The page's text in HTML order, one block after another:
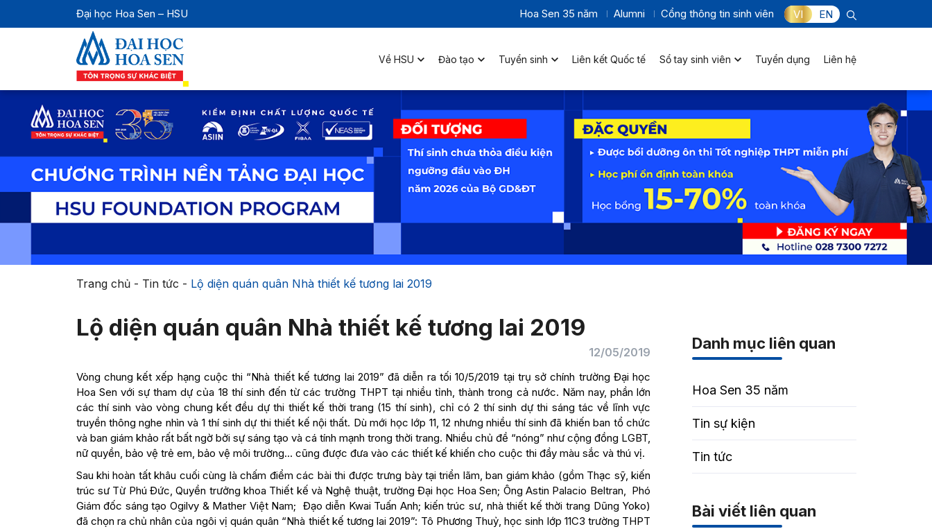
Đại học Hoa Sen – HSU Hoa Sen 35 năm Alumni Cổng thông tin sinh viên VI EN
Về HSU Đào tạo Tuyển sinh Liên kết Quốc tế Sổ tay sinh viên Tuyển dụng Liên hệ
Trang chủ- Tin tức - Lộ diện quán quân Nhà thiết kế tương lai 2019
Lộ diện quán quân Nhà thiết kế tương lai 2019
12/05/2019
Vòng chung kết xếp hạng cuộc thi “Nhà thiết kế tương lai 2019” đã diễn ra tối 10/5/2019 tại trụ sở chính trường Đại học
Hoa Sen với sự tham dự của 18 thí sinh đến từ các trường THPT tại nhiều tỉnh, thành trong cả nước. Năm nay, phần lớn
các thí sinh vào vòng chung kết đều dự thi thiết kế thời trang (15 thí sinh), chỉ có 2 thí sinh dự thi sáng tác về lĩnh vực
truyền thông nghe nhìn và 1 thí sinh dự thi thiết kế nội thất. Dù mới học lớp 11, 12 nhưng nhiều thí sinh đã khiến ban tổ chức
và ban giám khảo rất bất ngờ bởi sự sáng tạo và cá tính mạnh trong thời trang. Nhiều chủ đề “nóng” như cộng đồng LGBT,
nữ quyền, bảo vệ trẻ em, bảo vệ môi trường… cũng được đưa vào các thiết kế khiến cho cuộc thi đầy màu sắc và thú vị.
Sau khi hoàn tất khâu cuối cùng là chấm điểm các bài thi được trưng bày tại triển lãm, ban giám khảo (gồm Thạc sỹ, kiến
trúc sư Từ Phú Đức, Quyền trưởng khoa Thiết kế và Nghệ thuật, trường Đại học Hoa Sen; Ông Astin Palacio Beltran, Phó
Giám đốc sáng tạo Ogilvy & Mather Việt Nam; Đạo diễn Kwai Tuấn Anh; kiến trúc sư, nhà thiết kế thời trang Dũng Yoko)
đã chọn ra chủ nhân của ngôi vị quán quân “Nhà thiết kế tương lai 2019”: Tô Phương Thuỷ, học sinh lớp 11C3 trường THPT
Danh mục liên quan
Hoa Sen 35 năm
Tin sự kiện
Tin tức
Bài viết liên quan